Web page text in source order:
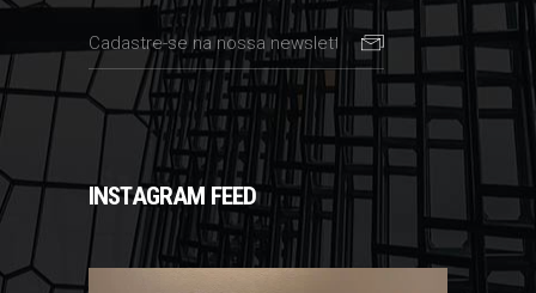
INSTAGRAM FEED